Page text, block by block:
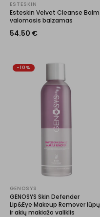
ESTESKIN
Esteskin Velvet Cleanse Balm
valomasis balzamas
54.50 €
-10%
GENOSYS
GENOSYS Skin Defender
Lip&Eye Makeup Remover lūpų
ir akių makiažo valiklis